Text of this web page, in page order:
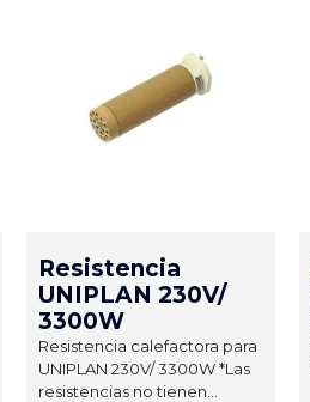
Resistencia
UNIPLAN 230V/
3300W
Resistencia calefactora para
UNIPLAN 230V/ 3300W *Las
resistencias no tienen...